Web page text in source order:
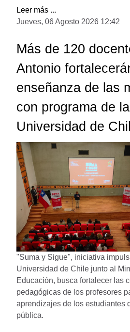
Leer más ...
Jueves, 06 Agosto 2026 12:42
Más de 120
Antonio
enseñanza de las
con programa de la
Universidad de
"Suma y Sigue", iniciativa
Universidad de Chile junto al
Educación, busca fortalecer las
pedagógicas de los profesores
aprendizajes de los estudiantes
pública.